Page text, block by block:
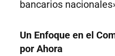
bancarios
Un Enfoque en el
por Ahora